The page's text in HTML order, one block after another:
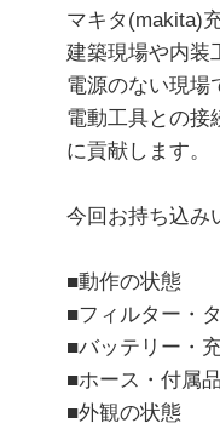
マキタ(makita)
建築現場や内装
電源のない現場
電動工具との接
に貢献します。
今回お持ち込み
■動作の状態
■フィルター・
■バッテリー・
■ホース・付属
■外観の状態